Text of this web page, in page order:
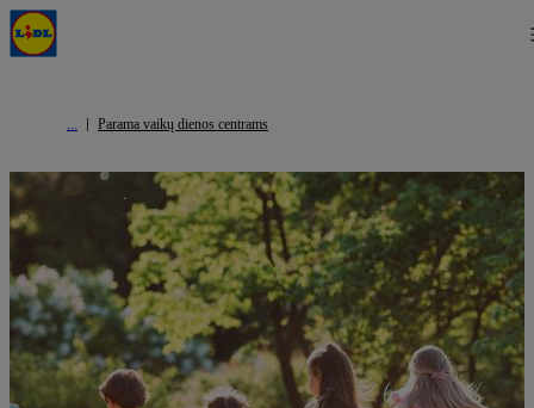
Parama vaikų dienos centrams